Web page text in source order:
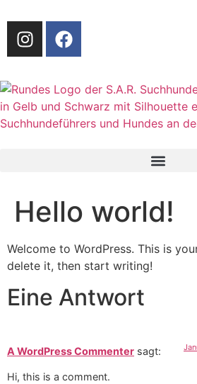
Hello world!
Welcome to WordPress. This is
delete it, then start writing!
Eine Antwort
A WordPress Commenter sagt:
Hi, this is a comment.